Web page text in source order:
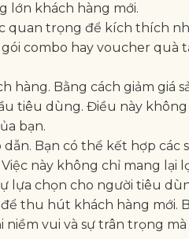
lớn khách hàng mới.
quan trọng để kích thích
combo hay voucher quà
Bằng cách giảm giá
tiêu dùng. Điều này
bạn.
Bạn có thể kết hợp các
này không chỉ mang lại
lựa chọn cho người tiêu
thu hút khách hàng mới.
vui và sự trân trọng